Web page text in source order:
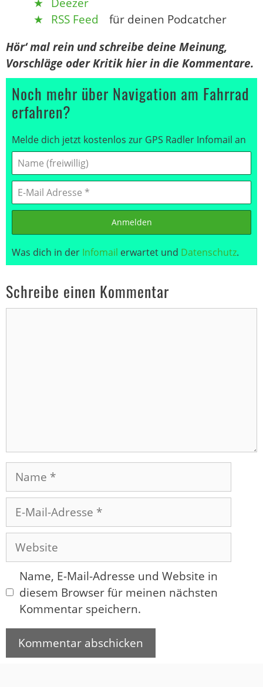
RSS Feed
für deinen Podcatcher
Hör‘ mal rein und schreibe deine Meinung,
Vorschläge oder Kritik hier in die Kommentare.
Noch mehr über Navigation am Fahrrad
erfahren?
Melde dich jetzt kostenlos zur GPS Radler Infomail an
Anmelden
Was dich in der Infomail erwartet und Datenschutz.
Schreibe einen Kommentar
Name
Mail-
Adresse
Website
Name, E-Mail-Adresse und Website in
diesem Browser für meinen nächsten
Kommentar speichern.